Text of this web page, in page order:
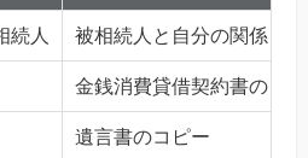
続人 被相続人と自分の関係を
金銭消費貸借契約書のコ
遺言書のコピー